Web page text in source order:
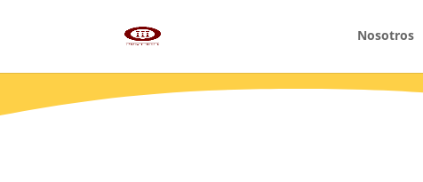
Nosotros